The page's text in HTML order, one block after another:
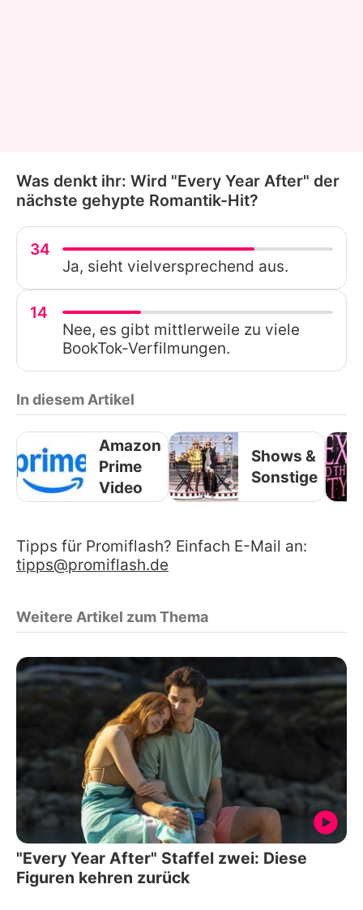
Was denkt ihr: Wird "Every Year After" der
nächste gehypte Romantik-Hit?
34
Ja, sieht vielversprechend aus.
14
Nee, es gibt mittlerweile zu viele
BookTok-Verfilmungen.
In diesem Artikel
Amazon
Prime
Video
Shows &
Sonstige
Tipps für Promiflash? Einfach E-Mail an:
tipps@promiflash.de
Weitere Artikel zum Thema
"Every Year After" Staffel zwei: Diese
Figuren kehren zurück